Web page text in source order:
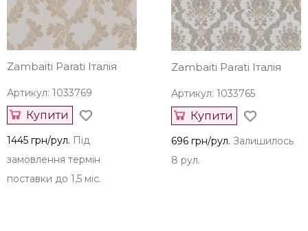
Zambaiti Parati Італія
Артикул: 1033769
Купити
1445 грн/рул. Під
замовлення термін
поставки до 1,5 міс.
Zambaiti Parati Італія
Артикул: 1033765
Купити
696 грн/рул. Залишилось
8 рул.